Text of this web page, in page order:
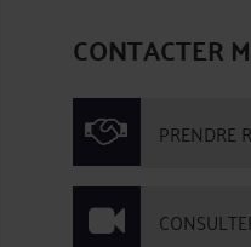
CONTACTER
PRENDRE